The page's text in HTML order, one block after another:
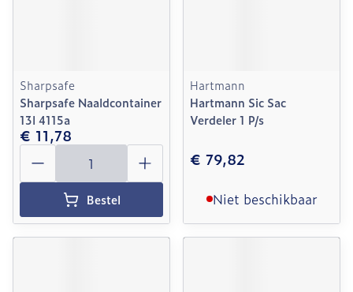
Sharpsafe
Sharpsafe Naaldcontainer
13l 4115a
€ 11,78
Aantal
Bestel
Hartmann
Hartmann Sic Sac
Verdeler 1 P/s
€ 79,82
Niet beschikbaar